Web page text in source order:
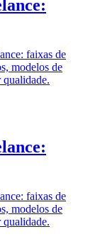
faixas de
modelos de
qualidade.
faixas de
modelos de
qualidade.